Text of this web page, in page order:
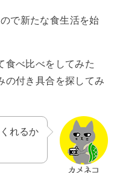
で新たな食生活を始
食べ比べをしてみた
の付き具合を探してみ
れるか